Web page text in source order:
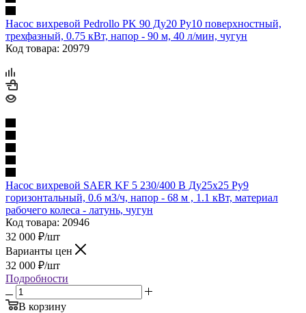
Насос вихревой Pedrollo PK 90 Ду20 Ру10 поверхностный,
трехфазный, 0.75 кВт, напор - 90 м, 40 л/мин, чугун
Код товара: 20979
Насос вихревой SAER KF 5 230/400 В Ду25х25 Ру9
горизонтальный, 0.6 м3/ч, напор - 68 м , 1.1 кВт, материал
рабочего колеса - латунь, чугун
Код товара: 20946
32 000 ₽/шт
Варианты цен
32 000 ₽/шт
Подробности
В корзину